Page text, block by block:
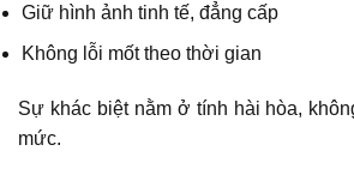
Giữ hình ảnh tinh tế, đẳng cấp
Không lỗi mốt theo thời gian
Sự khác biệt nằm ở tính hài hòa,
mức.